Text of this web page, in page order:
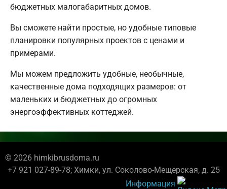
бюджетных малогабаритных домов.
Вы сможете найти простые, но удобные типовые
планировки популярных проектов с ценами и
примерами.
Мы можем предложить удобные, необычные,
качественные дома подходящих размеров: от
маленьких и бюджетных до огромных
энергоэффективных коттеджей.
© 2026 himkibrusdoma.ru
+7 921 027-89-78; Химки, ул. Соколово-Мещерская, д. 25
Информация